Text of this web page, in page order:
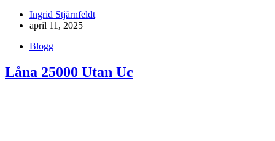
Ingrid Stjärnfeldt
april 11, 2025
Blogg
Låna 25000 Utan Uc